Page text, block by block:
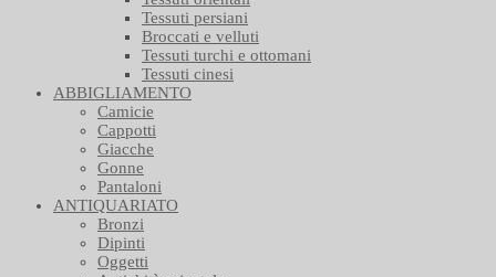
Tessuti persiani
Broccati e velluti
Tessuti turchi e ottomani
Tessuti cinesi
ABBIGLIAMENTO
Camicie
Cappotti
Giacche
Gonne
Pantaloni
ANTIQUARIATO
Bronzi
Dipinti
Oggetti